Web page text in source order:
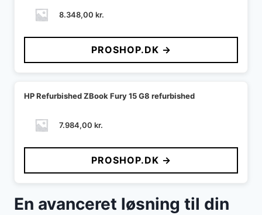
8.348,00 kr.
PROSHOP.DK →
HP Refurbished ZBook Fury 15 G8 refurbished
7.984,00 kr.
PROSHOP.DK →
En avanceret løsning til din